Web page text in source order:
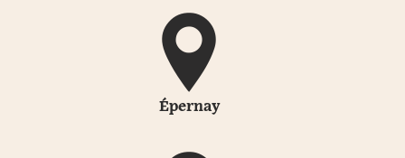
Épernay